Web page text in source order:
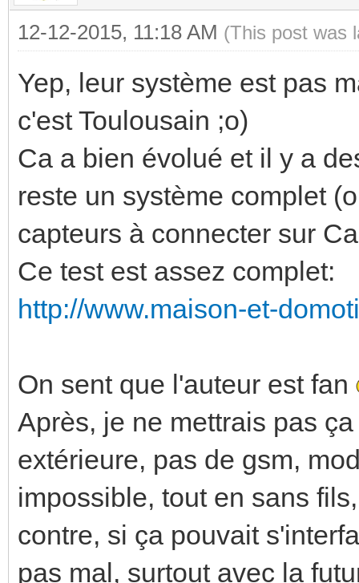
12-12-2015, 11:18 AM (This post was
Yep, leur système est pas
c'est Toulousain ;o)
Ca a bien évolué et il y a
reste un système complet
capteurs à connecter sur
Ce test est assez complet:
http://www.maison-et-
On sent que l'auteur est fan
Après, je ne mettrais pas
extérieure, pas de gsm,
impossible, tout en sans
contre, si ça pouvait
pas mal, surtout avec la